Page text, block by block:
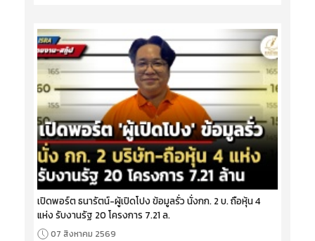
เปิดพอร์ต ธนารัตน์-ผู้เปิดโปง ข้อมูลรั่ว นั่งกก. 2 บ. ถือหุ้น 4
แห่ง รับงานรัฐ 20 โครงการ 7.21 ล.
07 สิงหาคม 2569